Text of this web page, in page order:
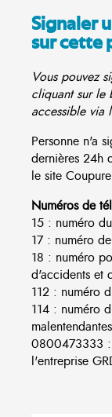
Signaler
sur cette
Vous pouvez
cliquant sur le
accessible via
Personne n'a
dernières 24h
le site
Numéros de
15 : numéro
17 : numéro
18 : numéro
d'accidents et
112 : numéro
114 : numéro
0800473333 :
l'entreprise